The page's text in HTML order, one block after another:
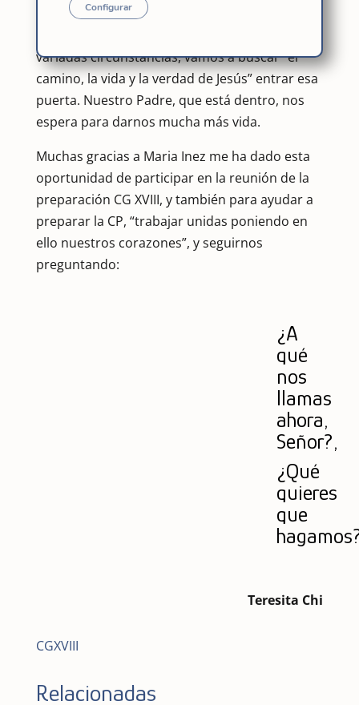
Y es muy importante que estemos unidas las
variadas circunstancias, vamos a buscar “el
camino, la vida y la verdad de Jesús” entrar esa
puerta. Nuestro Padre, que está dentro, nos
espera para darnos mucha más vida.
Muchas gracias a Maria Inez me ha dado esta
oportunidad de participar en la reunión de la
preparación CG XVIII, y también para ayudar a
preparar la CP, “trabajar unidas poniendo en
ello nuestros corazones”, y seguirnos
preguntando:
¿A
qué
nos
llamas
ahora,
Señor?,
¿Qué
quieres
que
Teresita Chi
CGXVIII
Relacionadas
Configurar